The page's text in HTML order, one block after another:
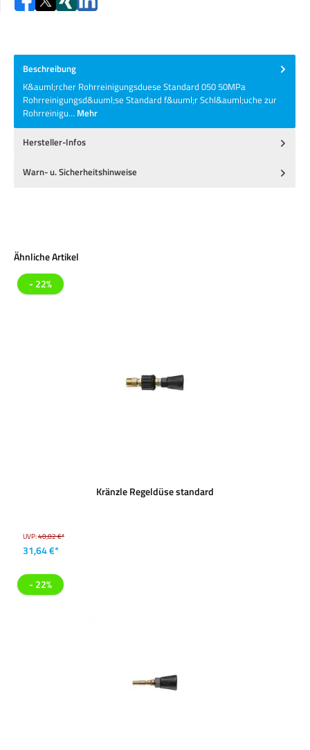
Beschreibung
K&auml;rcher Rohrreinigungsduese Standard 050 50MPa
Rohrreinigungsd&uuml;se Standard f&uuml;r Schl&auml;uche zur
Rohrreinigu… Mehr
Hersteller-Infos
Warn- u. Sicherheitshinweise
Produktgalerie überspringen
Ähnliche Artikel
- 22%
Kränzle Regeldüse standard
UVP:40,82 €*
31,64 €*
- 22%